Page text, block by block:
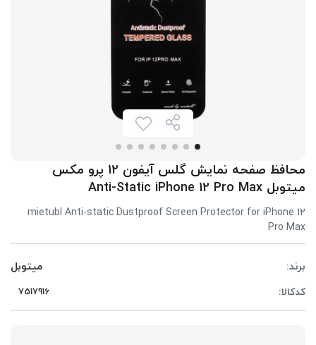
محافظ صفحه نمایش گلس آیفون 12 پرو مکس
میتوبل Anti-Static iPhone 12 Pro Max
mietubl Anti-static Dustproof Screen Protector for iPhone 12
Pro Max
برند: میتوبل
کدکالا: